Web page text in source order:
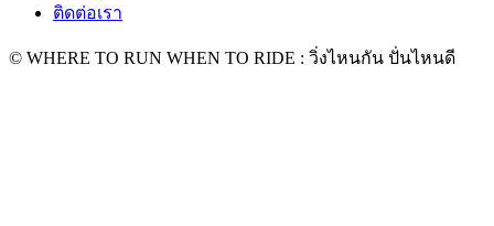
ติดต่อเรา
© WHERE TO RUN WHEN TO RIDE : วิ่งไหนกัน ปั่นไหนดี